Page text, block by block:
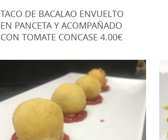
TACO DE BACALAO ENVUELTO
EN PANCETA Y ACOMPAÑADO
CON TOMATE CONCASE 4.00€